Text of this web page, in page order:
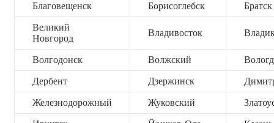
Благовещенск Борисоглебск Братск
Великий
Новгород
Владивосток
Волгодонск Волжский
Дербент Дзержинск
Железнодорожный Жуковский